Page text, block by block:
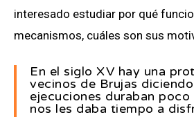
interesado estudiar por qué
mecanismos, cuáles son sus
En el siglo XV hay una
vecinos de Brujas
ejecuciones duraban
nos les daba tiempo a